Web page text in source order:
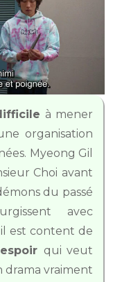
à mener
organisation
Myeong Gil
Choi avant
du passé
avec
il est content de
qui veut
drama vraiment